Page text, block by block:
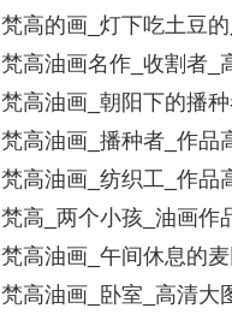
梵高的画_灯下吃土豆
梵高油画名作_收割者_
梵高油画_朝阳下的播
梵高油画_播种者_作品
梵高油画_纺织工_作品
梵高_两个小孩_油画作
梵高油画_午间休息的
梵高油画_卧室_高清大